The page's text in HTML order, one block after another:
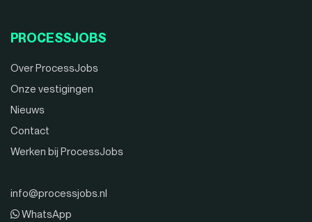
PROCESSJOBS
Over ProcessJobs
Onze vestigingen
Nieuws
Contact
Werken bij ProcessJobs
info@processjobs.nl
WhatsApp